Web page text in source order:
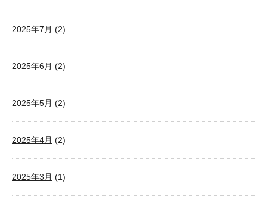
2025年7月 (2)
2025年6月 (2)
2025年5月 (2)
2025年4月 (2)
2025年3月 (1)